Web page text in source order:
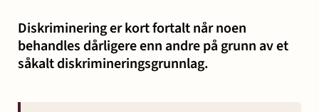
Diskriminering er kort fortalt når noen
behandles dårligere enn andre på grunn av et
såkalt diskrimineringsgrunnlag.
og
anlegg
og
sykdom